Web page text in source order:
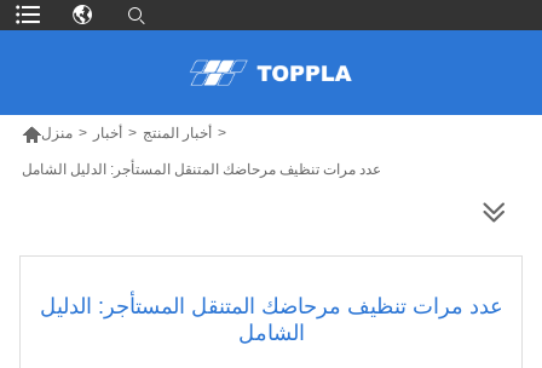
منزل > أخبار > أخبار المنتج >
عدد مرات تنظيف مرحاضك المتنقل المستأجر: الدليل الشامل
عدد مرات تنظيف مرحاضك المتنقل المستأجر: الدليل
الشامل